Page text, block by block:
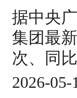
据中央
集团最
次、同
2026-05-